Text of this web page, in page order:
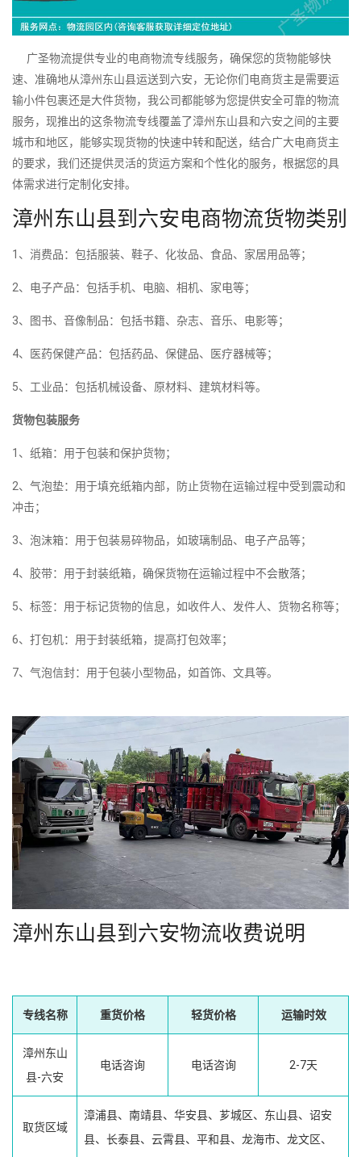
广圣物流提供专业的电商物流专线服务，确保您的货物能够快
速、准确地从漳州东山县运送到六安，无论你们电商货主是需要运
输小件包裹还是大件货物，我公司都能够为您提供安全可靠的物流
服务，现推出的这条物流专线覆盖了漳州东山县和六安之间的主要
城市和地区，能够实现货物的快速中转和配送，结合广大电商货主
的要求，我们还提供灵活的货运方案和个性化的服务，根据您的具
体需求进行定制化安排。
漳州东山县到六安电商物流货物类别
1、消费品：包括服装、鞋子、化妆品、食品、家居用品等；
2、电子产品：包括手机、电脑、相机、家电等；
3、图书、音像制品：包括书籍、杂志、音乐、电影等；
4、医药保健产品：包括药品、保健品、医疗器械等；
5、工业品：包括机械设备、原材料、建筑材料等。
货物包装服务
1、纸箱：用于包装和保护货物；
2、气泡垫：用于填充纸箱内部，防止货物在运输过程中受到震动和
冲击；
3、泡沫箱：用于包装易碎物品，如玻璃制品、电子产品等；
4、胶带：用于封装纸箱，确保货物在运输过程中不会散落；
5、标签：用于标记货物的信息，如收件人、发件人、货物名称等；
6、打包机：用于封装纸箱，提高打包效率；
7、气泡信封：用于包装小型物品，如首饰、文具等。
漳州东山县到六安物流收费说明
专线名称 重货价格 轻货价格 运输时效
漳州东山
县-六安
电话咨询 电话咨询 2-7天
取货区域
漳浦县、南靖县、华安县、芗城区、东山县、诏安
县、长泰县、云霄县、平和县、龙海市、龙文区、